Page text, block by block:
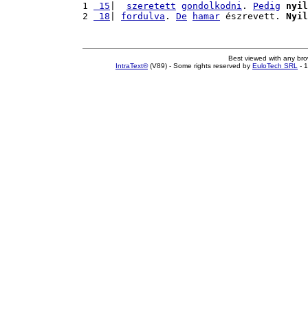
1 15 szeretett gondolkodni . Pedig
2
18 fordulva . De hamar észrevett.
Best viewed with any
IntraText®(V89) - Some rights reserved by EuloTech SRL -